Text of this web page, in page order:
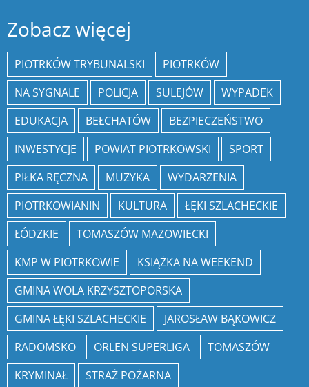
Zobacz więcej
PIOTRKÓW TRYBUNALSKI
PIOTRKÓW
NA SYGNALE
POLICJA SULEJÓW
WYPADEK
EDUKACJA
BEŁCHATÓW
BEZPIECZEŃSTWO
INWESTYCJE
POWIAT PIOTRKOWSKI
SPORT
PIŁKA RĘCZNA
MUZYKA
WYDARZENIA
PIOTRKOWIANIN
KULTURA
ŁĘKI SZLACHECKIE
ŁÓDZKIE
TOMASZÓW MAZOWIECKI
KMP W PIOTRKOWIE
KSIĄŻKA NA WEEKEND
GMINA WOLA KRZYSZTOPORSKA
GMINA ŁĘKI SZLACHECKIE
JAROSŁAW BĄKOWICZ
RADOMSKO
ORLEN SUPERLIGA
TOMASZÓW
KRYMINAŁ
STRAŻ POŻARNA